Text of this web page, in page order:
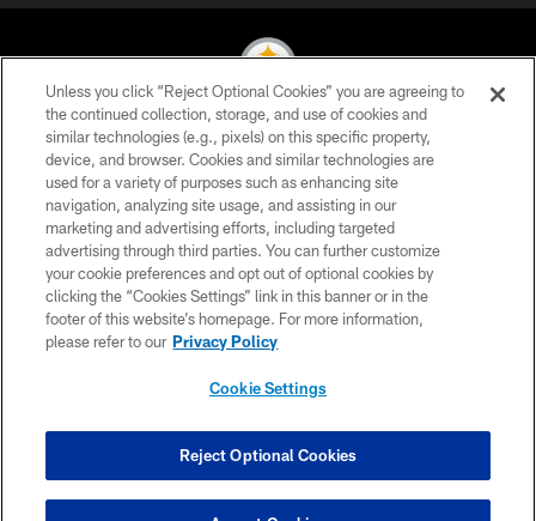
© 2026 Pittsburgh Steelers. All Rights Reserved
PRIVACY POLICY
TERMS OF USE
ACCESSIBILITY
CONTACT US
SITE MAP
COOKIE SETTINGS
Unless you click “Reject Optional Cookies” you are agreeing to
the continued collection, storage, and use of cookies and
similar technologies (e.g., pixels) on this specific property,
device, and browser. Cookies and similar technologies are
used for a variety of purposes such as enhancing site
navigation, analyzing site usage, and assisting in our
marketing and advertising efforts, including targeted
advertising through third parties. You can further customize
your cookie preferences and opt out of optional cookies by
clicking the “Cookies Settings” link in this banner or in the
footer of this website’s homepage. For more information,
please refer to our Privacy Policy
Cookie Settings
Reject Optional Cookies